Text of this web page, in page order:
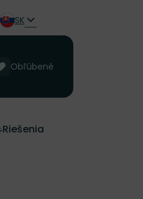
SK
Obľúbené
Riešenia